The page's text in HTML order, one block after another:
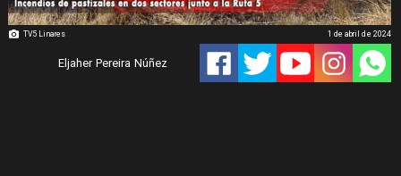
TV5 Linares
Eljaher Pereira Núñez
1 de abril de 2024